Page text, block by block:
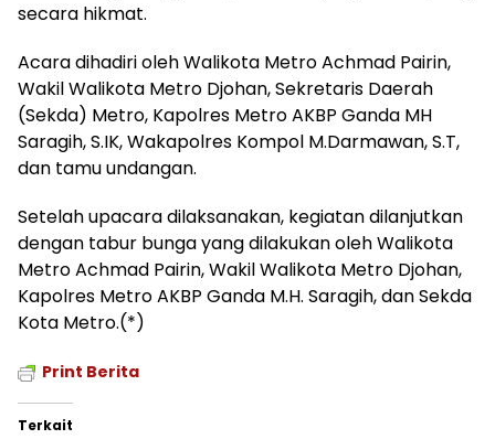
secara hikmat.
Acara dihadiri oleh Walikota Metro Achmad Pairin,
Wakil Walikota Metro Djohan, Sekretaris Daerah
(Sekda) Metro, Kapolres Metro AKBP Ganda MH
Saragih, S.IK, Wakapolres Kompol M.Darmawan, S.T,
dan tamu undangan.
Setelah upacara dilaksanakan, kegiatan dilanjutkan
dengan tabur bunga yang dilakukan oleh Walikota
Metro Achmad Pairin, Wakil Walikota Metro Djohan,
Kapolres Metro AKBP Ganda M.H. Saragih, dan Sekda
Kota Metro.(*)
Print Berita
Terkait